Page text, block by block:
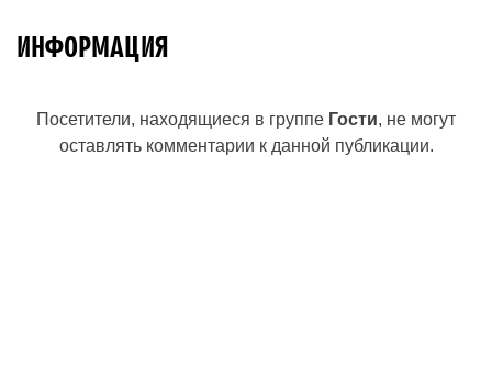
ИНФОРМАЦИЯ
Посетители, находящиеся в группе Гости, не могут
оставлять комментарии к данной публикации.